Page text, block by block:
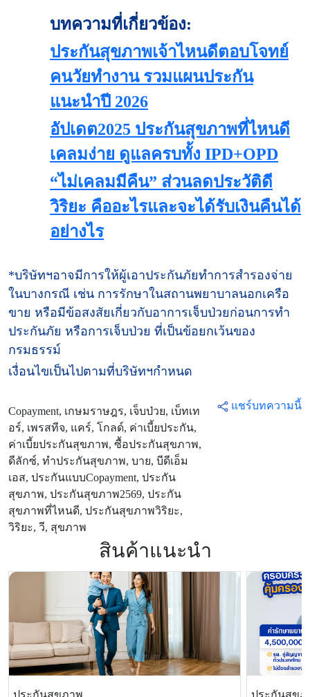
บทความที่เกี่ยวข้อง:
ประกันสุขภาพเจ้าไหนดีตอบโจทย์
คนวัยทำงาน รวมแผนประกัน
แนะนำปี 2026
อัปเดต2025 ประกันสุขภาพที่ไหนดี
เคลมง่าย ดูแลครบทั้ง IPD+OPD
“ไม่เคลมมีคืน” ส่วนลดประวัติดี
วิริยะ คืออะไรและจะได้รับเงินคืนได้
อย่างไร
*บริษัทฯอาจมีการให้ผู้เอาประกันภัยทำการสำรองจ่าย
ในบางกรณี เช่น การรักษาในสถานพยาบาลนอกเครือ
ขาย หรือมีข้อสงสัยเกี่ยวกับอาการเจ็บป่วยก่อนการทำ
ประกันภัย หรือการเจ็บป่วย ที่เป็นข้อยกเว้นของ
กรมธรรม์
เงื่อนไขเป็นไปตามที่บริษัทฯกำหนด
Copayment, เกษมราษฎร, เจ็บป่วย, เบ็ทเท
อร์, เพรสทีจ, แคร์, โกลด์, ค่าเบี้ยประกัน,
ค่าเบี้ยประกันสุขภาพ, ซื้อประกันสุขภาพ,
ดีลักซ์, ทำประกันสุขภาพ, บาย, บีดีเอ็ม
เอส, ประกันแบบCopayment, ประกัน
สุขภาพ, ประกันสุขภาพ2569, ประกัน
สุขภาพที่ไหนดี, ประกันสุขภาพวิริยะ,
วิริยะ, วี, สุขภาพ
แชร์บทความนี้
สินค้าแนะนำ
ประกันสุขภาพ
ประกันสุขภ